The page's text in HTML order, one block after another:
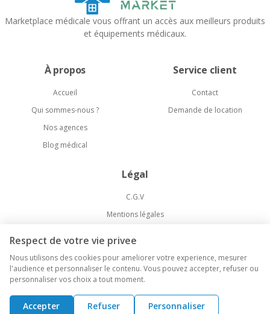
Marketplace médicale vous offrant un accès aux meilleurs produits
et équipements médicaux.
À propos
Accueil
Qui sommes-nous ?
Nos agences
Blog médical
Service client
Contact
Demande de location
Légal
C.G.V
Mentions légales
Livraison et Retours
Agence web ParisKameo
Respect de votre vie privee
Nous utilisons des cookies pour ameliorer votre experience, mesurer
l'audience et personnaliser le contenu. Vous pouvez accepter, refuser ou
personnaliser vos choix a tout moment.
Accepter Refuser Personnaliser